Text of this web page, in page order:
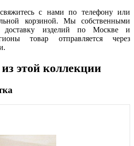
с нами по телефону или
корзиной. Мы собственными
доставку изделий по Москве и
товар отправляется через
этой коллекции